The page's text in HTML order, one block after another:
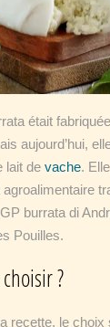
était
aujourd’hui,
lait de vache.
burrata di
Pouilles.
?
recette, le choix